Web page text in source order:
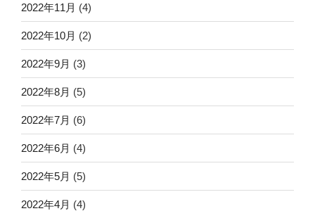
2022年11月 (4)
2022年10月 (2)
2022年9月 (3)
2022年8月 (5)
2022年7月 (6)
2022年6月 (4)
2022年5月 (5)
2022年4月 (4)